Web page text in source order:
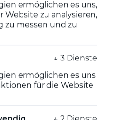
ermöglichen es uns,
Website zu analysieren,
zu messen und zu
ermöglichen es uns
für die Website
↓ 3 Dienste